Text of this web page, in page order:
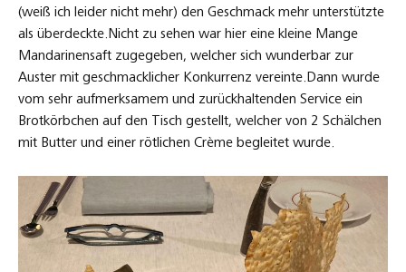
(weiß ich leider nicht mehr) den Geschmack mehr unterstützte
als überdeckte.Nicht zu sehen war hier eine kleine Mange
Mandarinensaft zugegeben, welcher sich wunderbar zur
Auster mit geschmacklicher Konkurrenz vereinte.Dann wurde
vom sehr aufmerksamem und zurückhaltenden Service ein
Brotkörbchen auf den Tisch gestellt, welcher von 2 Schälchen
mit Butter und einer rötlichen Crème begleitet wurde.